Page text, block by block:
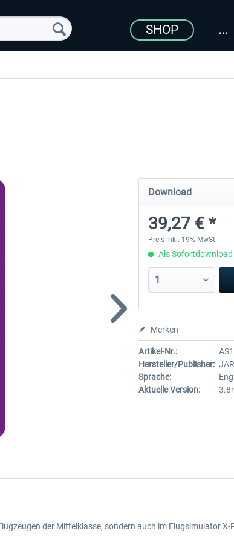
SHOP
Download
39,27 € *
Preis inkl. 19% MwSt.
Als
Merken
Artikel-Nr.:
Hersteller/Publisher:
Sprache:
Aktuelle Version:
der Mittelklasse, sondern auch im Flugsimulator X-